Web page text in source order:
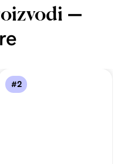
—
#2